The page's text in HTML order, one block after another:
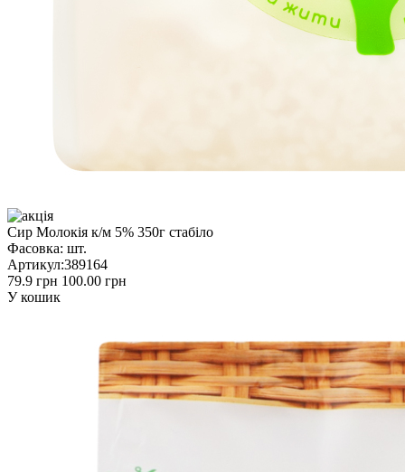
Сир Молокія к/м 5% 350г стабіло
Фасовка: шт.
Артикул:389164
79.9 грн 100.00 грн
У кошик